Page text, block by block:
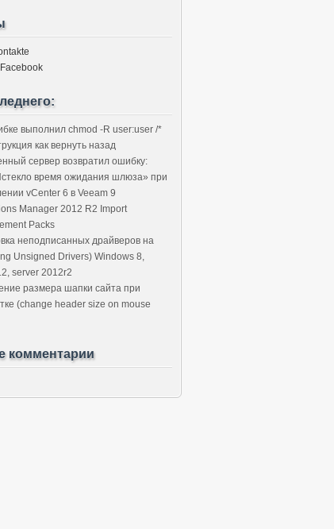
выполнил chmod -R user:user /*
как вернуть назад
сервер возвратил ошибку:
время ожидания шлюза» при
vCenter 6 в Veeam 9
Manager 2012 R2 Import
Packs
неподписанных драйверов на
Unsigned Drivers) Windows 8,
server 2012r2
размера шапки сайта при
(change header size on mouse
комментарии